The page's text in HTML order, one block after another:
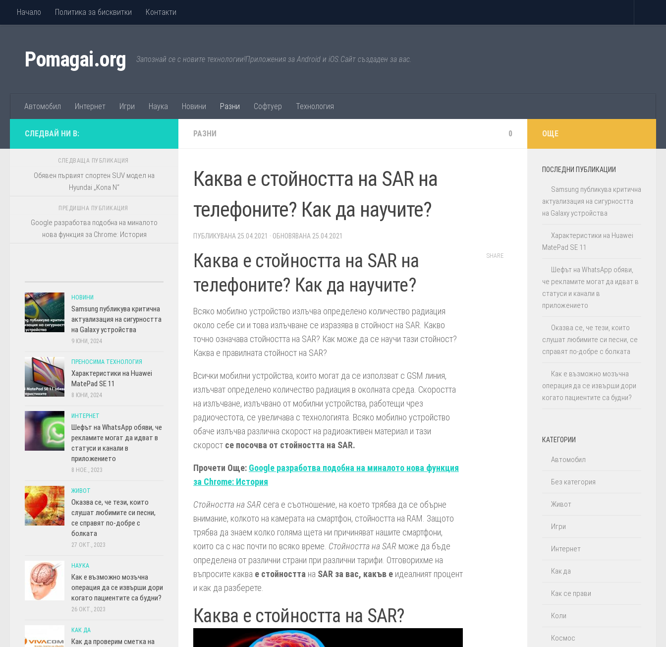
Към съдържанието
Начало Политика за бисквитки Контакти
Pomagai.org Запознай се с новите технологии!Приложения за Android и iOS.Сайт създаден за вас.
Автомобил Интернет Игри Наука Новини Разни Софтуер Технология
РАЗНИ 0
Каква е стойността на SAR на
телефоните? Как да научите?
ПУБЛИКУВАНА 25.04.2021 · ОБНОВЯВАНА 25.04.2021
Каква е стойността на SAR на
телефоните? Как да научите?
Всяко мобилно устройство излъчва определено количество радиация
около себе си и това излъчване се изразява в стойност на SAR. Какво
точно означава стойността на SAR? Как може да се научи тази стойност?
Каква е правилната стойност на SAR?
Всички мобилни устройства, които могат да се използват с GSM линия,
излъчват определено количество радиация в околната среда. Скоростта
на излъчване, излъчвано от мобилни устройства, работещи чрез
радиочестота, се увеличава с технологията. Всяко мобилно устройство
обаче излъчва различна скорост на радиоактивен материал и тази
скорост се посочва от стойността на SAR.
Прочети Още: Google разработва подобна на миналото нова функция
за Chrome: История
Стойността на SAR сега е съотношение, на което трябва да се обърне
внимание, колкото на камерата на смартфон, стойността на RAM. Защото
трябва да знаем колко голяма щета ни причиняват нашите смартфони,
които са с нас почти по всяко време. Стойността на SAR може да бъде
определена от различни страни при различни тарифи. Отговорихме на
въпросите каква е стойността на SAR за вас, какъв е идеалният процент
и как да разберете.
Каква е стойността на SAR?
SHARE
СЛЕДВАЙ НИ В:
СЛЕДВАЩА ПУБЛИКАЦИЯ
Обявен първият спортен SUV модел на
Hyundai „Kona N“
ПРЕДИШНА ПУБЛИКАЦИЯ
Google разработва подобна на миналото
нова функция за Chrome: История
НОВИНИ
Samsung публикува критична
актуализация на сигурността
на Galaxy устройства
9 ЮНИ, 2024
ПРЕНОСИМА ТЕХНОЛОГИЯ
Характеристики на Huawei
MatePad SE 11
8 ЮНИ, 2024
ИНТЕРНЕТ
Шефът на WhatsApp обяви, че
рекламите могат да идват в
статуси и канали в
приложението
8 НОЕ., 2023
ЖИВОТ
Оказва се, че тези, които
слушат любимите си песни,
се справят по-добре с
болката
27 ОКТ., 2023
НАУКА
Как е възможно мозъчна
операция да се извърши дори
когато пациентите са будни?
26 ОКТ., 2023
КАК ДА
Как да проверим сметка на
ОЩЕ
ПОСЛЕДНИ ПУБЛИКАЦИИ
Samsung публикува критична
актуализация на сигурността
на Galaxy устройства
Характеристики на Huawei
MatePad SE 11
Шефът на WhatsApp обяви,
че рекламите могат да идват в
статуси и канали в
приложението
Оказва се, че тези, които
слушат любимите си песни, се
справят по-добре с болката
Как е възможно мозъчна
операция да се извърши дори
когато пациентите са будни?
КАТЕГОРИИ
Автомобил
Без категория
Живот
Игри
Интернет
Как да
Как се прави
Коли
Космос